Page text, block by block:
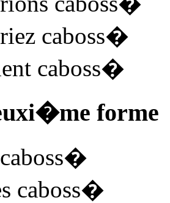
caboss�
caboss�
forme
�
caboss�